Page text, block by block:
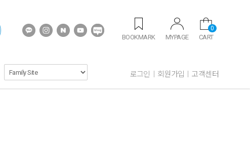
BOOKMARK MYPAGE CART
0
로그인 회원가입 고객센터